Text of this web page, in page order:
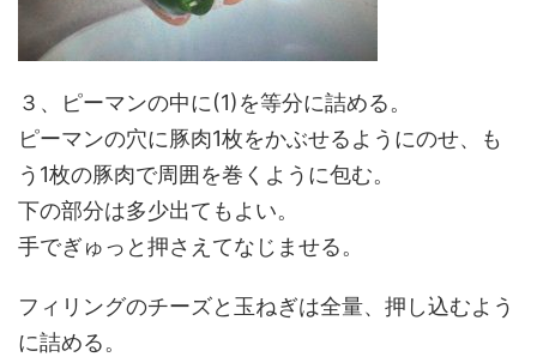
３、ピーマンの中に(1)を等分に詰める。
ピーマンの穴に豚肉1枚をかぶせるようにのせ、も
う1枚の豚肉で周囲を巻くように包む。
下の部分は多少出てもよい。
手でぎゅっと押さえてなじませる。
フィリングのチーズと玉ねぎは全量、押し込むよう
に詰める。